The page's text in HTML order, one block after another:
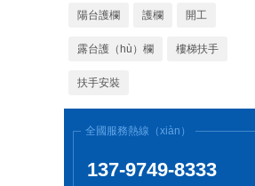
陽台護欄 護欄 開工
露台護（hù）欄 樓梯扶手
扶手安裝
全國服務熱線（xiàn）
137-9749-8333